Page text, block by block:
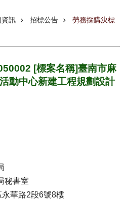
資訊 招標公告 勞務採購決標
[標案名稱]臺南市麻
動中心新建工程規劃設計
秘書室
華路2段6號8樓